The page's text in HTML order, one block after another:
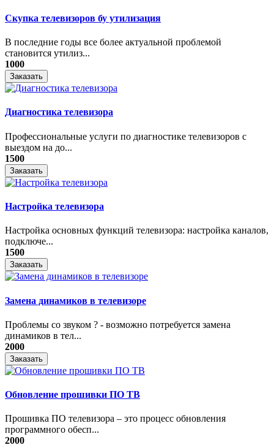
Скупка телевизоров бу утилизация
​В последние годы все более актуальной проблемой
становится утилиз...
1000
Заказать
Диагностика телевизора
Профессиональные услуги по диагностике телевизоров с
выездом на до...
1500
Заказать
Настройка телевизора
Настройка основных функций телевизора: настройка каналов,
подключе...
1500
Заказать
Замена динамиков в телевизоре
Проблемы со звуком ? - возможно потребуется замена
динамиков в тел...
2000
Заказать
Обновление прошивки ПО ТВ
Прошивка ПО телевизора – это процесс обновления
программного обесп...
2000